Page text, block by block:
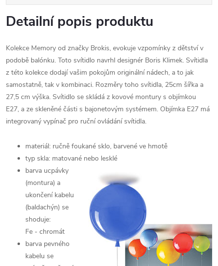
Detailní popis produktu
Kolekce Memory od značky Brokis, evokuje vzpomínky z dětství v
podobě balónku. Toto svítidlo navrhl designér Boris Klimek. Svítidla
z této kolekce dodají vašim pokojům originální nádech, a to jak
samostatně, tak v kombinaci. Rozměry toho svítidla, 25cm šířka a
27,5 cm výška. Svítidlo se skládá z kovové montury s objímkou
E27, a ze skleněné části s bajonetovým systémem. Objímka E27 má
integrovaný vypínač pro ruční ovládání svítidla.
materiál: ručně foukané sklo, barvené ve hmotě
typ skla: matované nebo lesklé
barva ucpávky
(montura) a
ukončení kabelu
(baldachýn) se
shoduje:
Fe - chromát
barva pevného
kabelu se